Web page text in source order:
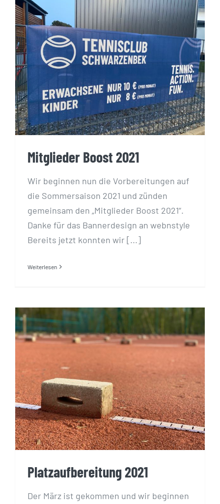
Mitglieder Boost 2021
Mitglieder Boost 2021
Wir beginnen nun die Vorbereitungen auf
die Sommersaison 2021 und zünden
gemeinsam den „Mitglieder Boost 2021“.
Danke für das Bannerdesign an webnstyle
Bereits jetzt konnten wir [...]
Weiterlesen
Platzaufbereitung 2021
Platzaufbereitung 2021
Der März ist gekommen und wir beginnen